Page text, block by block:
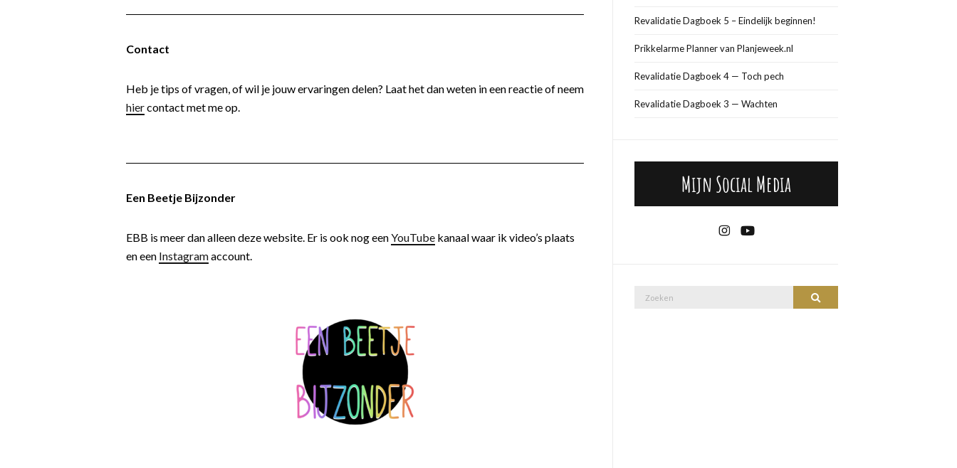
Contact
Heb je tips of vragen, of wil je jouw ervaringen delen? Laat het dan weten in een reactie of neem
hiercontact met me op.
Een Beetje Bijzonder
EBB is meer dan alleen deze website. Er is ook nog eenYouTube kanaal waar ik video’s plaats
en een Instagramaccount.
Revalidatie Dagboek 5 – Eindelijk beginnen!
Prikkelarme Planner van Planjeweek.nl
Revalidatie Dagboek 4 — Toch pech
Revalidatie Dagboek 3 — Wachten
Mijn Social Media